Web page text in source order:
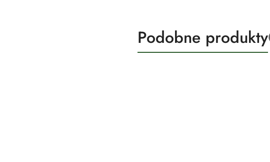
Produkty
o
Podobne produkty
o